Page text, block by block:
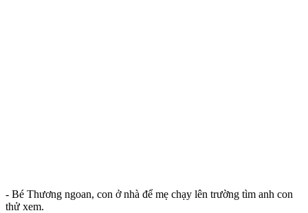
- Bé Thương ngoan, con ở nhà để mẹ chạy lên trường tìm anh con
thử xem.